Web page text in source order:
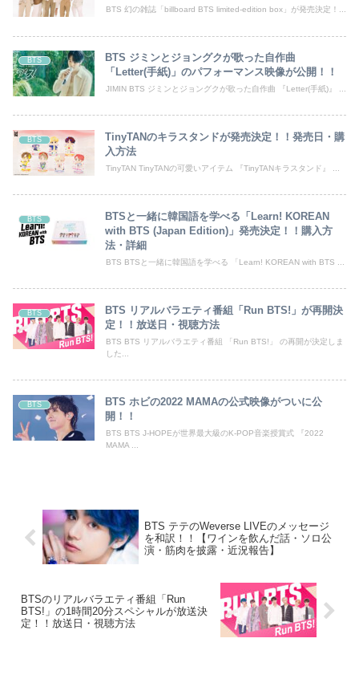
BTS 幻の雑誌「billboard BTS limited-edition box」が発売決定！...
BTS
BTS ジミンとジョングクが歌った自作曲
「Letter(手紙)」のパフォーマンス映像が公開！！
JIMIN BTS ジミンとジョングクが歌った自作曲 『Letter(手紙)』 ...
BTS
TinyTANのキラスタンドが発売決定！！発売日・購
入方法
TinyTAN TinyTANの可愛いアイテム 『TinyTANキラスタンド』 ...
BTS
BTSと一緒に韓国語を学べる「Learn! KOREAN
with BTS (Japan Edition)」発売決定！！購入方
法・詳細
BTS BTSと一緒に韓国語を学べる 「Learn! KOREAN with BTS ...
BTS
BTS リアルバラエティ番組「Run BTS!」が再開決
定！！放送日・視聴方法
BTS BTS リアルバラエティ番組 「Run BTS!」 の再開が決定しま
した...
BTS
BTS ホビの2022 MAMAの公式映像がついに公
開！！
BTS BTS J-HOPEが世界最大級のK-POP音楽授賞式 『2022
MAMA ...
BTS テテのWeverse LIVEのメッセージ
を和訳！！【ワインを飲んだ話・ソロ公
演・筋肉を披露・近況報告】
BTSのリアルバラエティ番組「Run
BTS!」の1時間20分スペシャルが放送決
定！！放送日・視聴方法